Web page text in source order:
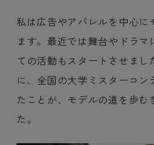
私は広告やアパレルを中心に
ます。最近では舞台やドラマ
ての活動もスタートさせまし
に、全国の大学ミスターコン
たことが、モデルの道を歩む
た。